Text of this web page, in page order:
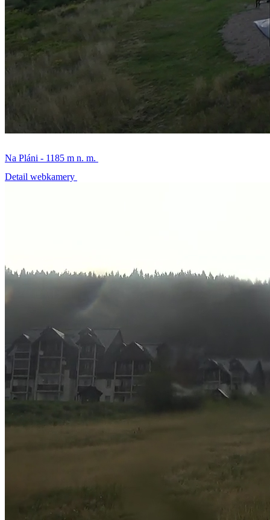
Na Pláni - 1185 m n. m.
Detail webkamery